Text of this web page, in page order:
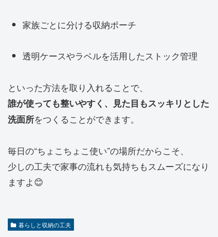
家族ごとに分ける収納ポーチ
透明ケースやラベルを活用したストック管理
といった方法を取り入れることで、
誰が使っても整いやすく、見た目もスッキリとした
洗面所をつくることができます。
毎日の“ちょこちょこ使い”の場所だからこそ、
少しの工夫で家事の流れも気持ちもスムーズになり
ますよ😊
暮らしと収納の工夫